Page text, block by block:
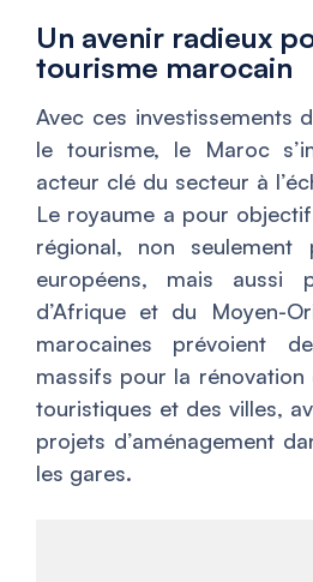
Un avenir radieux
tourisme marocain
Avec ces investissements
le tourisme, le Maroc
acteur clé du secteur à
Le royaume a pour
régional, non seulement
européens, mais aussi
d’Afrique et du Moyen-
marocaines prévoient
massifs pour la
touristiques et des villes,
projets d’aménagement
les gares.